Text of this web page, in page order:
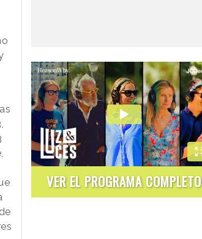
VER EL PROGRAMA COMPLETO